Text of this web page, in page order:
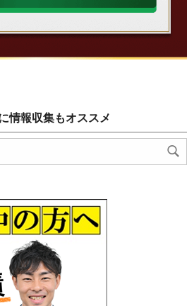
情報収集もオススメ